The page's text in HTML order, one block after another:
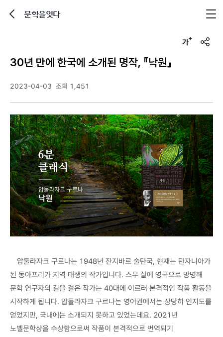
문학을잇다
u
30년 만에 한국에 소개된 명작, 『낙원』
2023-04-03 조회 1,451
압둘라자크 구르나는 1948년 잔지바르 술탄국, 현재는 탄자니아가
된 동아프리카 지역 태생의 작가입니다. 스무 살에 영국으로 망명해
문학 연구자의 길을 걸은 작가는 40대에 이르러 본격적인 작품 활동을
시작하게 됩니다. 압둘라자크 구르나는 영어권에서는 상당히 인지도를
얻었지만, 국내에는 소개되지 못하고 있었는데요. 2021년
노벨문학상을 수상함으로써 작품이 본격적으로 번역되기